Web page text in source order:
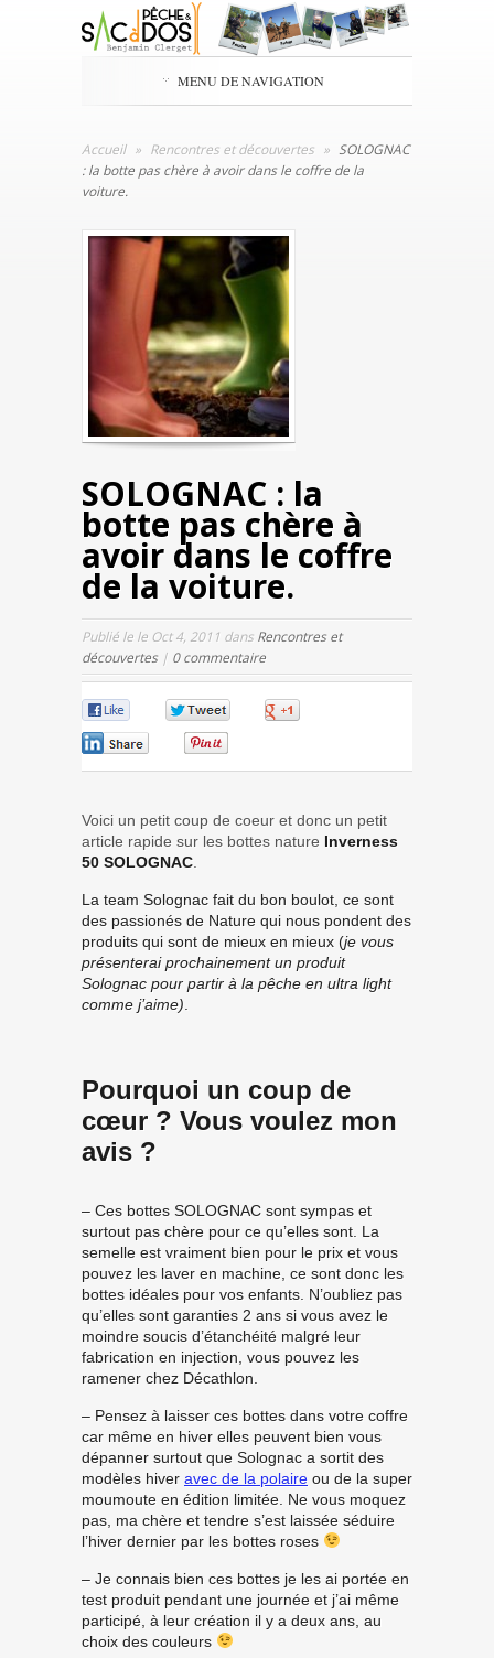
MENU DE NAVIGATION
Accueil » Rencontres et découvertes » SOLOGNAC
: la botte pas chère à avoir dans le coffre de la
voiture.
SOLOGNAC : la
botte pas chère à
avoir dans le coffre
de la voiture.
Publié le le Oct 4, 2011 dans Rencontres et
découvertes| 0 commentaire
Voici un petit coup de coeur et donc un petit
article rapide sur les bottes nature Inverness
50 SOLOGNAC
La team Solognac fait du bon boulot, ce sont
des passionés de Nature qui nous pondent des
produits qui sont de mieux en mieux (je vous
présenterai prochainement un produit
Solognac pour partir à la pêche en ultra light
comme j’aime)
Pourquoi un coup de
cœur ? Vous voulez mon
avis ?
– Ces bottes SOLOGNAC sont sympas et
surtout pas chère pour ce qu’elles sont. La
semelle est vraiment bien pour le prix et vous
pouvez les laver en machine, ce sont donc les
bottes idéales pour vos enfants. N’oubliez pas
qu’elles sont garanties 2 ans si vous avez le
moindre soucis d’étanchéité malgré leur
fabrication en injection, vous pouvez les
ramener chez Décathlon.
– Pensez à laisser ces bottes dans votre coffre
car même en hiver elles peuvent bien vous
dépanner surtout que Solognac a sortit des
modèles hiver avec de la polaire ou de la super
moumoute en édition limitée. Ne vous moquez
pas, ma chère et tendre s’est laissée séduire
l’hiver dernier par les bottes roses
– Je connais bien ces bottes je les ai portée en
test produit pendant une journée et j’ai même
participé, à leur création il y a deux ans, au
choix des couleurs